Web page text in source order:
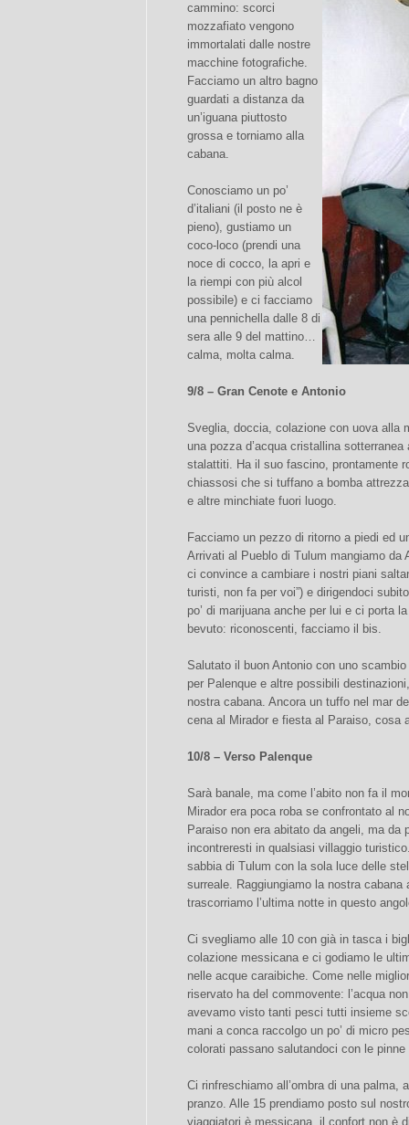
cammino: scorci
mozzafiato vengono
immortalati dalle nostre
macchine fotografiche.
Facciamo un altro bagno
guardati a distanza da
un’iguana piuttosto
grossa e torniamo alla
cabana.
Conosciamo un po’
d’italiani (il posto ne è
pieno), gustiamo un
coco-loco (prendi una
noce di cocco, la apri e
la riempi con più alcol
possibile) e ci facciamo
una pennichella dalle 8 di
sera alle 9 del mattino…
calma, molta calma.
9/8 – Gran Cenote e Antonio
Sveglia, doccia, colazione con uova alla
una pozza d’acqua cristallina
stalattiti. Ha il suo fascino, prontamente
chiassosi che si tuffano a bomba
e altre minchiate fuori luogo.
Facciamo un pezzo di ritorno a piedi ed
Arrivati al Pueblo di Tulum mangiamo da
ci convince a cambiare i nostri piani
turisti, non fa per voi”) e dirigendoci
po’ di marijuana anche per lui e ci porta
bevuto: riconoscenti, facciamo il bis.
Salutato il buon Antonio con uno
per Palenque e altre possibili
nostra cabana. Ancora un tuffo nel mar
cena al Mirador e fiesta al Paraiso, cosa
10/8 – Verso Palenque
Sarà banale, ma come l’abito non fa il
Mirador era poca roba se confrontato al
Paraiso non era abitato da angeli, ma da
incontreresti in qualsiasi villaggio
sabbia di Tulum con la sola luce delle
surreale. Raggiungiamo la nostra
trascorriamo l’ultima notte in questo
Ci svegliamo alle 10 con già in tasca i
colazione messicana e ci godiamo le
nelle acque caraibiche. Come nelle
riservato ha del commovente: l’acqua
avevamo visto tanti pesci tutti insieme
mani a conca raccolgo un po’ di micro
colorati passano salutandoci con le
Ci rinfreschiamo all’ombra di una palma,
pranzo. Alle 15 prendiamo posto sul
viaggiatori è messicana, il confort non è